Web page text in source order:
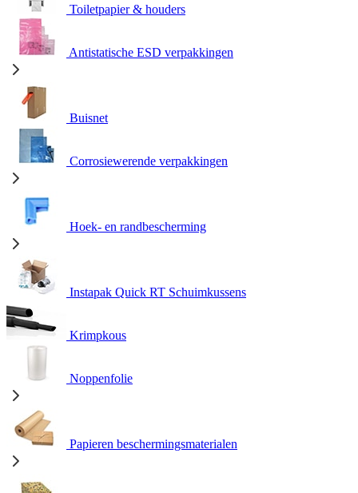
Toiletpapier & houders
Antistatische ESD verpakkingen
Buisnet
Corrosiewerende verpakkingen
Hoek- en randbescherming
Instapak Quick RT Schuimkussens
Krimpkous
Noppenfolie
Papieren beschermingsmaterialen